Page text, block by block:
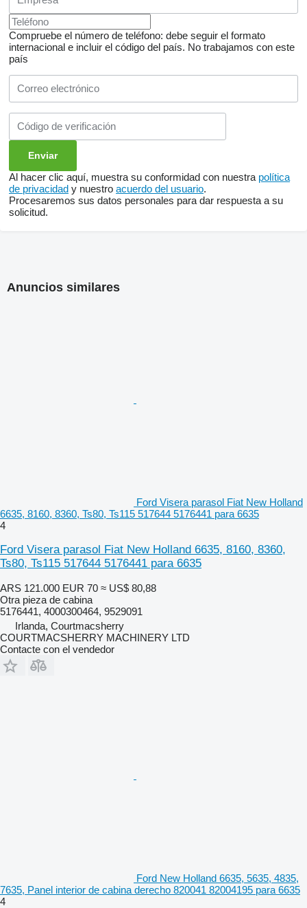
Compruebe el número de teléfono: debe seguir el formato
internacional e incluir el código del país. No trabajamos con este
país
Al hacer clic aquí, muestra su conformidad con nuestra política
de privacidad y nuestro acuerdo del usuario.
Procesaremos sus datos personales para dar respuesta a su
solicitud.
Anuncios similares
Ford Visera parasol Fiat New Holland
6635, 8160, 8360, Ts80, Ts115 517644 5176441 para 6635
4
Ford Visera parasol Fiat New Holland 6635, 8160, 8360,
Ts80, Ts115 517644 5176441 para 6635
ARS 121.000 EUR 70 ≈ US$ 80,88
Otra pieza de cabina
5176441, 4000300464, 9529091
Irlanda, Courtmacsherry
COURTMACSHERRY MACHINERY LTD
Contacte con el vendedor
Ford New Holland 6635, 5635, 4835,
7635, Panel interior de cabina derecho 820041 82004195 para 6635
4